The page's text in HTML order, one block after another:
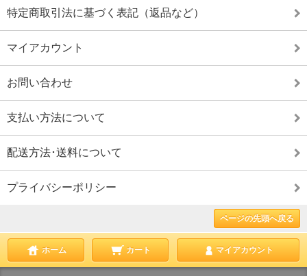
特定商取引法に基づく表記（返品など）
マイアカウント
お問い合わせ
支払い方法について
配送方法･送料について
プライバシーポリシー
ページの先頭へ戻る
ホーム カート マイアカウント